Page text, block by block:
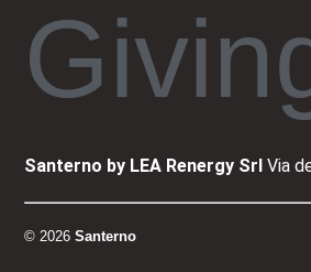
Santerno by LEA Renergy Srl Via
© 2026 Santerno